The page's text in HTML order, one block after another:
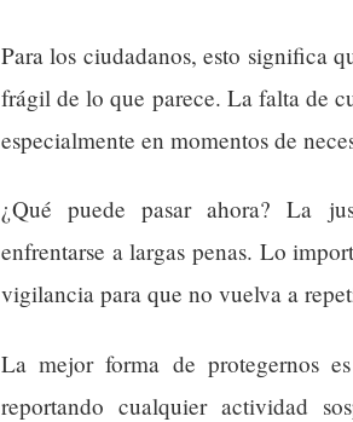
Para los ciudadanos, esto significa
frágil de lo que parece. La falta de
especialmente en momentos de
¿Qué puede pasar ahora? La
enfrentarse a largas penas. Lo
vigilancia para que no vuelva a
La mejor forma de protegernos
reportando cualquier actividad